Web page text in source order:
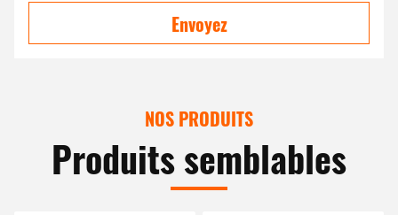
Envoyez
NOS PRODUITS
Produits semblables